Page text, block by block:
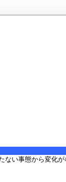
ない事態から変化